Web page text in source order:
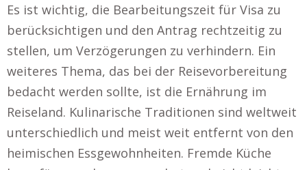
Es ist wichtig, die Bearbeitungszeit für Visa zu
berücksichtigen und den Antrag rechtzeitig zu
stellen, um Verzögerungen zu verhindern. Ein
weiteres Thema, das bei der Reisevorbereitung
bedacht werden sollte, ist die Ernährung im
Reiseland. Kulinarische Traditionen sind weltweit
unterschiedlich und meist weit entfernt von den
heimischen Essgewohnheiten. Fremde Küche